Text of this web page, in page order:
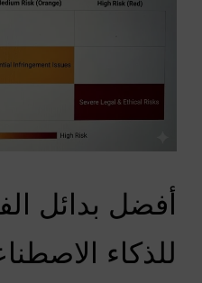
أفضل بدائل
للذكاء